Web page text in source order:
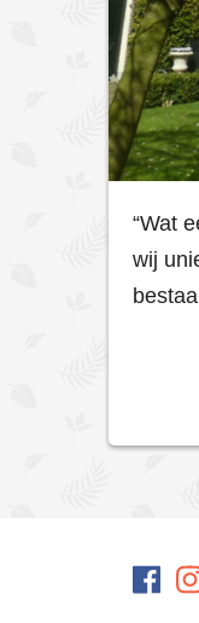
“Wat
wij